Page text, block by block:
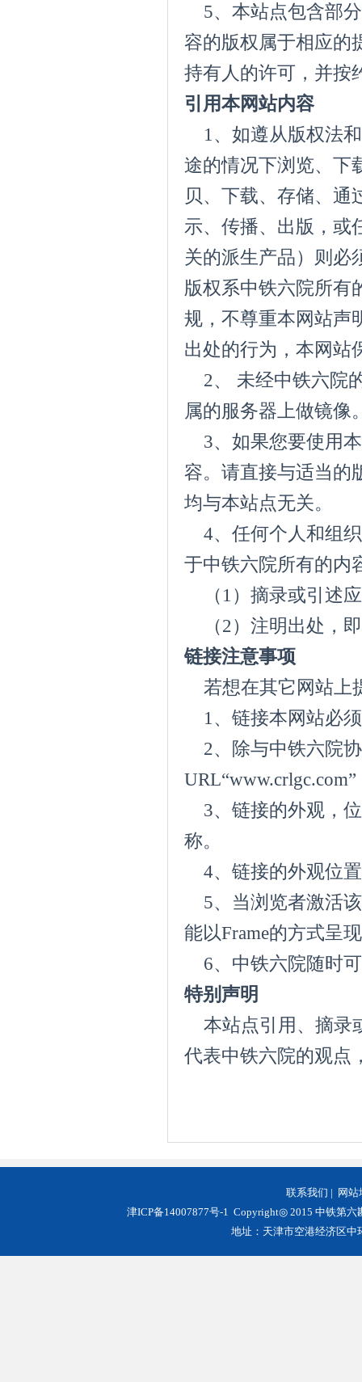
5、本站点包含部
容的版权属于相应的
持有人的许可，并按
引用本网站内容
1、如遵从版权法
途的情况下浏览、下
贝、下载、存储、通
示、传播、出版，或
关的派生产品）则必
版权系中铁六院所有
规，不尊重本网站声
出处的行为，本网站
2、 未经中铁六院
属的服务器上做镜像
3、如果您要使用
容。请直接与适当的
均与本站点无关。
4、任何个人和组
于中铁六院所有的内
（1）摘录或引述
（2）注明出处，即
链接注意事项
若想在其它网站上
1、链接本网站必
2、除与中铁六院
3、链接的外观，
称。
4、链接的外观位
5、当浏览者激活
能以Frame的方式呈
6、中铁六院随时
特别声明
本站点引用、摘录
代表中铁六院的观点
联系我们 | 网站
津ICP备14007877号-1 Copyright◎ 2015 中铁第六
地址：天津市空港经济区中